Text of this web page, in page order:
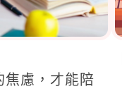
焦慮，才能陪